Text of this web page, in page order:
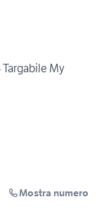
Targabile My
Mostra numero